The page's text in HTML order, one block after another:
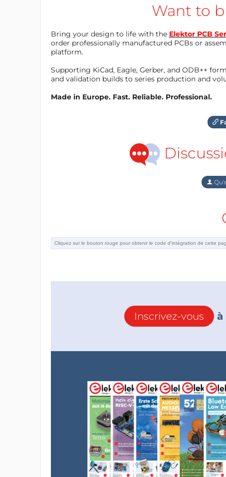
Want to
Bring your design to life with the Elektor PCB
order professionally manufactured PCBs or
platform.
Supporting KiCad, Eagle, Gerber, and ODB++
and validation builds to series production and
Made in Europe. Fast. Reliable. Professional.
Inscrivez-vous à